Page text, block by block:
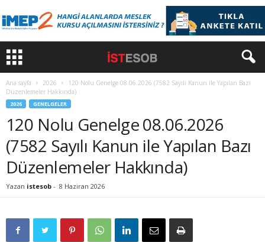
Ana sayfa 2026
120 Nolu Genelge 08.06.2026 (7582 Sayılı Kanun ile Yapılan Bazı
Düzenlemeler Hakkında)
2026 GENELGELER
120 Nolu Genelge 08.06.2026
(7582 Sayılı Kanun ile Yapılan Bazı
Düzenlemeler Hakkında)
Yazan istesob - 8 Haziran 2026